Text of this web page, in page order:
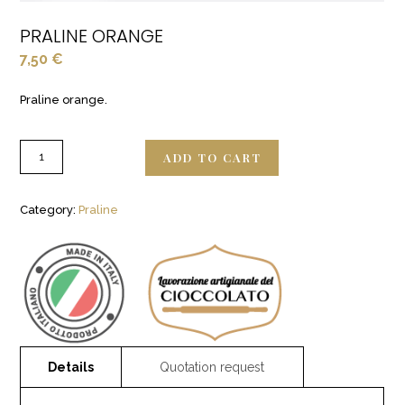
PRALINE ORANGE
7,50 €
Praline orange.
ADD TO CART
Category:Praline